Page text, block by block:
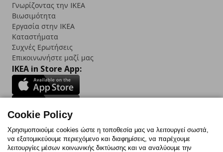
Γνωρίζοντας την IKEA
Βιωσιμότητα
Εργασία στην IKEA
Καταστήματα
Συχνές Ερωτήσεις
Επικοινωνήστε μαζί μας
IKEA in Store App:
Follow us:
FacebookInstagram
TikTokYoutubePinterestTwitter
Cookie Policy
Χρησιμοποιούμε cookies ώστε η τοποθεσία μας να λειτουργεί σωστά,
να εξατομικεύουμε περιεχόμενο και διαφημίσεις, να παρέχουμε
λειτουργίες μέσων κοινωνικής δικτύωσης και να αναλύουμε την